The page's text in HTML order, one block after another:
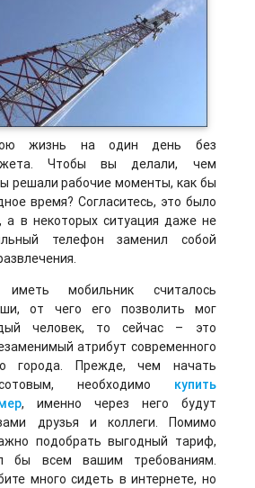
жизнь на один день без
Чтобы вы делали, чем
решали рабочие моменты, как бы
время? Согласитесь, это было
а в некоторых ситуация даже не
телефон заменил собой
мобильник считалось
от чего его позволить мог
человек, то сейчас – это
атрибут современного
города. Прежде, чем начать
необходимо купить
, именно через него будут
друзья и коллеги. Помимо
подобрать выгодный тариф,
бы всем вашим требованиям.
много сидеть в интернете, но